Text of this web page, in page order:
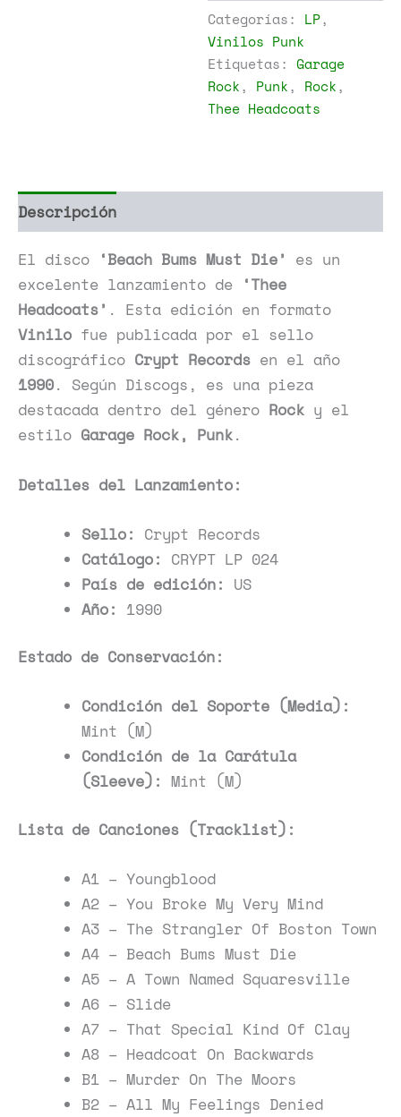
Bums
Must
Die
cantidad
Categorías: LP,
Vinilos Punk
Etiquetas:Garage
Rock, Punk, Rock,
Thee Headcoats
Descripción
El disco ‘Beach Bums Must Die’ es un
excelente lanzamiento de ‘Thee
Headcoats’ . Esta edición en formato
Vinilo fue publicada por el sello
discográfico Crypt Records en el año
1990. Según Discogs, es una pieza
destacada dentro del género Rock y el
estilo Garage Rock, Punk.
Detalles del Lanzamiento:
Sello: Crypt Records
Catálogo: CRYPT LP 024
País de edición: US
Año: 1990
Estado de Conservación:
Condición del Soporte (Media):
Mint (M)
Condición de la Carátula
(Sleeve): Mint (M)
Lista de Canciones (Tracklist):
A1 – Youngblood
A2 – You Broke My Very Mind
A3 – The Strangler Of Boston Town
A4 – Beach Bums Must Die
A5 – A Town Named Squaresville
A6 – Slide
A7 – That Special Kind Of Clay
A8 – Headcoat On Backwards
B1 – Murder On The Moors
B2 – All My Feelings Denied